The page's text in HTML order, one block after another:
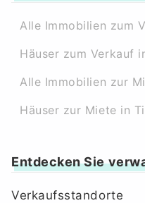
Alle Immobilien zum
Häuser zum Verkauf
Alle Immobilien zur
Häuser zur Miete in
Entdecken Sie
Verkaufsstandorte